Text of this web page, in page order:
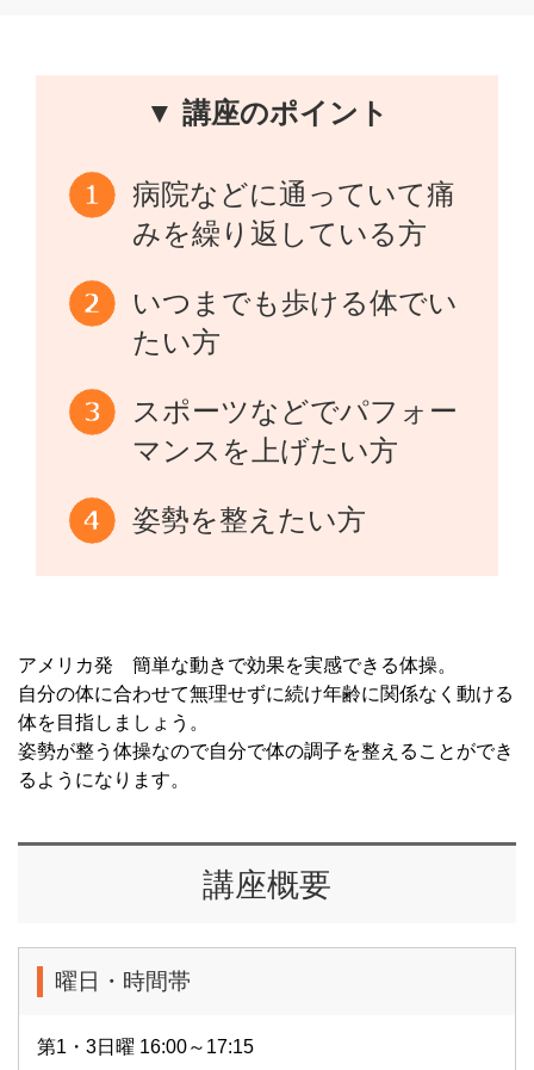
▼ 講座のポイント
病院などに通っていて痛
みを繰り返している方
いつまでも歩ける体でい
たい方
スポーツなどでパフォー
マンスを上げたい方
姿勢を整えたい方
アメリカ発 簡単な動きで効果を実感できる体操。
自分の体に合わせて無理せずに続け年齢に関係なく動ける
体を目指しましょう。
姿勢が整う体操なので自分で体の調子を整えることができ
るようになります。
講座概要
曜日・時間帯
第1・3日曜 16:00～17:15